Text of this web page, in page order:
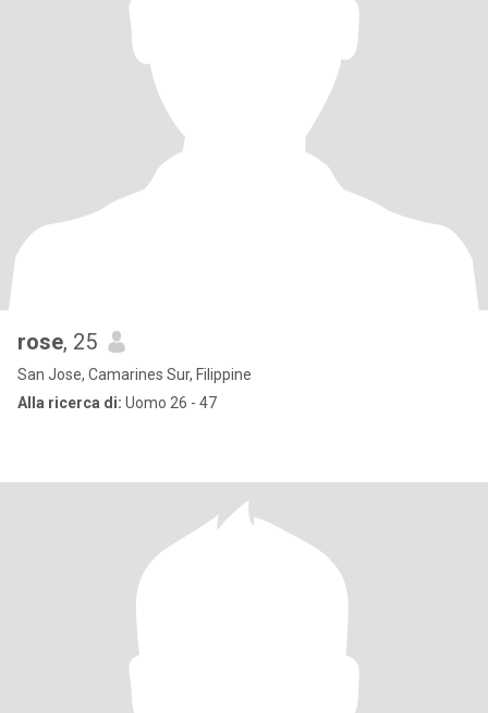
rose, 25
San Jose, Camarines Sur, Filippine
Alla ricerca di: Uomo 26 - 47